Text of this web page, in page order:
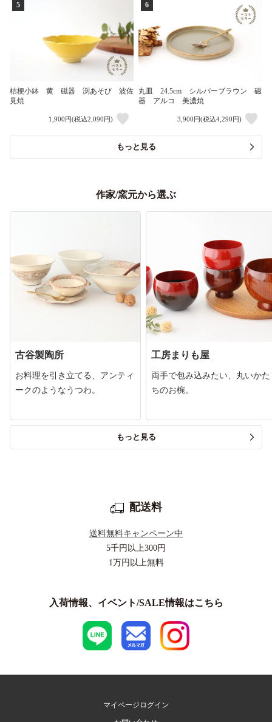
5
桔梗小鉢 黄 磁器 渕あそび 波佐
見焼
1,900円(税込2,090円)
6
丸皿 24.5cm シルバーブラウン 磁
器 アルコ 美濃焼
3,900円(税込4,290円)
もっと見る
作家/窯元から選ぶ
古谷製陶所
お料理を引き立てる、アンティ
ークのようなうつわ。
工房まりも屋
両手で包み込みたい、丸いかた
ちのお椀。
もっと見る
配送料
送料無料キャンペーン中
5千円以上300円
1万円以上無料
入荷情報、イベント/SALE情報はこちら
マイページログイン